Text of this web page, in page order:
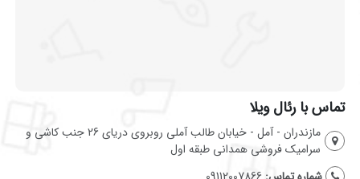
تماس با رئال ویلا
مازندران - آمل - خیابان طالب آملی روبروی دریای 26 جنب کاشی و
سرامیک فروشی همدانی طبقه اول